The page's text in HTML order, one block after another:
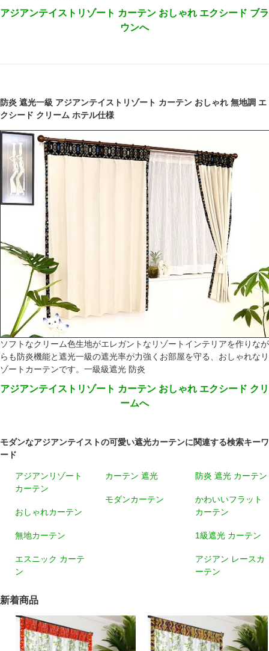
アジアンテイストリゾート カーテン おしゃれ エクシード ブラ
ウンへ
防炎 遮光一級 アジアンテイストリゾート カーテン おしゃれ 無地調 エ
クシード クリーム ホテル仕様
ソフトなクリーム色生地がエレガントなリゾートインテリアを作りなが
らも防炎機能と遮光一級の遮光率が力強くお部屋を守る、おしゃれなリ
ゾートカーテンです。一級級遮光 防炎
アジアンテイストリゾート カーテン おしゃれ エクシード クリ
ームへ
モダンなアジアンテイストの可愛い遮光カーテンに関連する検索キーワ
ード
アジアンリゾート
カーテン
おしゃれカーテン
無地カーテン
エスニック カーテ
ン
カーテン 遮光
モダンカーテン
防炎 遮光 カーテン
かわいいフラット
カーテン
1級遮光 カーテン
アジアン レースカ
ーテン
新着商品